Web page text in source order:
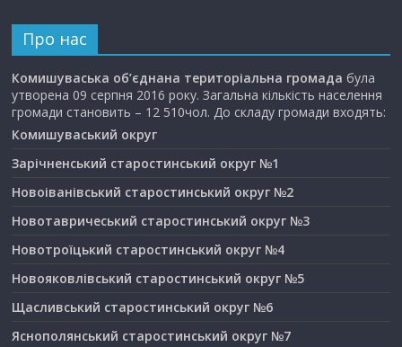
Про нас
Комишуваська об’єднана територіальна громада була
утворена 09 серпня 2016 року. Загальна кількість населення
громади становить – 12 510чол. До складу громади входять:
Комишуваський округ
Зарічненський старостинський округ №1
Новоіванівський старостинський округ №2
Новотавричеський старостинський округ №3
Новотроїцький старостинський округ №4
Новояковлівський старостинський округ №5
Щасливський старостинський округ №6
Яснополянський старостинський округ №7